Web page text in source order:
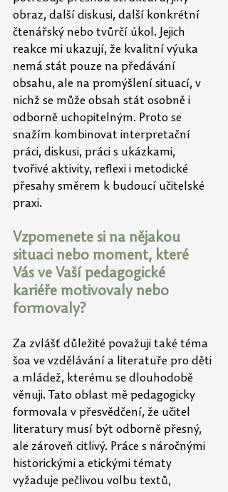
obraz, další diskusi, další konkrétní
čtenářský nebo tvůrčí úkol. Jejich
reakce mi ukazují, že kvalitní výuka
nemá stát pouze na předávání
obsahu, ale na promýšlení situací, v
nichž se může obsah stát osobně i
odborně uchopitelným. Proto se
snažím kombinovat interpretační
práci, diskusi, práci s ukázkami,
tvořivé aktivity, reflexi i metodické
přesahy směrem k budoucí učitelské
praxi.
Vzpomenete si na nějakou
situaci nebo moment, které
Vás ve Vaší pedagogické
kariéře motivovaly nebo
formovaly?
Za zvlášť důležité považuji také téma
šoa ve vzdělávání a literatuře pro děti
a mládež, kterému se dlouhodobě
věnuji. Tato oblast mě pedagogicky
formovala v přesvědčení, že učitel
literatury musí být odborně přesný,
ale zároveň citlivý. Práce s náročnými
historickými a etickými tématy
vyžaduje pečlivou volbu textů,